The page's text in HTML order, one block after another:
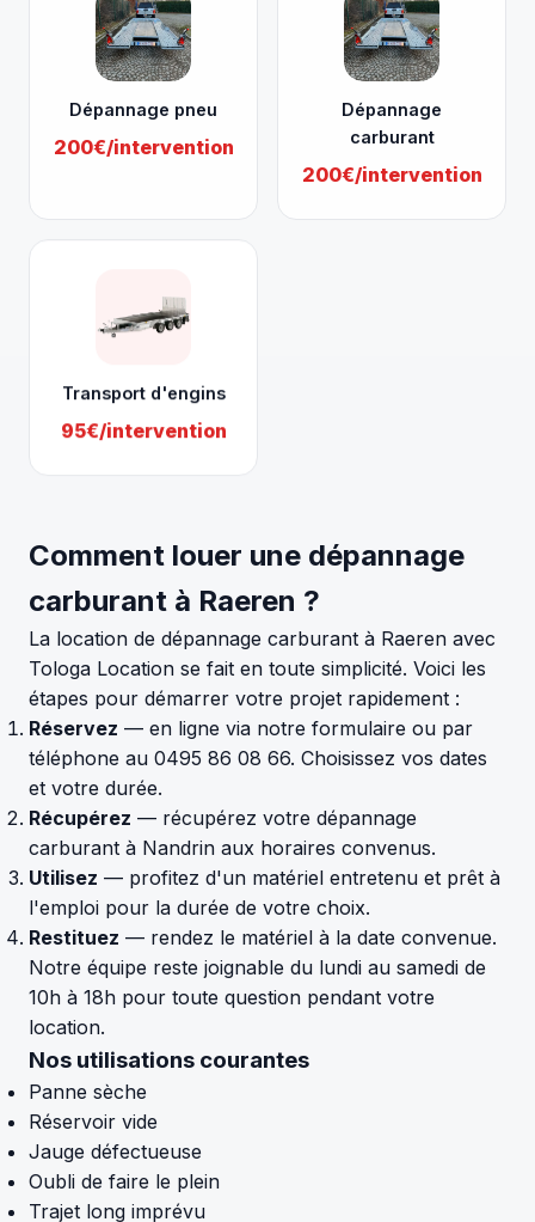
Dépannage pneu
200€/intervention
Dépannage
carburant
200€/intervention
Transport d'engins
95€/intervention
Comment louer une dépannage
carburant à Raeren ?
La location de dépannage carburant à Raeren avec
Tologa Location se fait en toute simplicité. Voici les
étapes pour démarrer votre projet rapidement :
Réservez — en ligne via notre formulaire ou par
téléphone au 0495 86 08 66. Choisissez vos dates
et votre durée.
Récupérez — récupérez votre dépannage
carburant à Nandrin aux horaires convenus.
Utilisez — profitez d'un matériel entretenu et prêt à
l'emploi pour la durée de votre choix.
Restituez — rendez le matériel à la date convenue.
Notre équipe reste joignable du lundi au samedi de
10h à 18h pour toute question pendant votre
location.
Nos utilisations courantes
Panne sèche
Réservoir vide
Jauge défectueuse
Oubli de faire le plein
Trajet long imprévu